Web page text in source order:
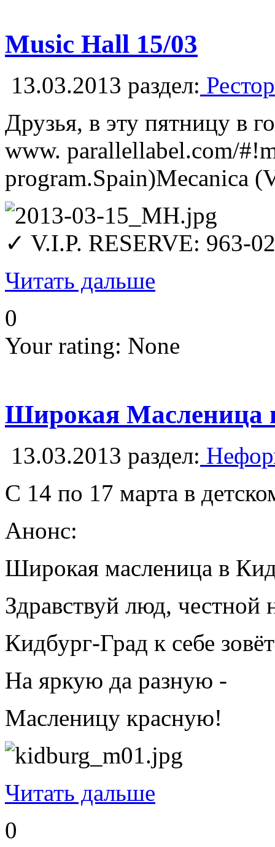
Music Hall 15/03
13.03.2013 раздел:
Друзья, в эту пятницу в
www. parallellabel.com/
program.Spain)Mecanica
✓ V.I.P. RESERVE: 963-
Читать дальше
0
Your rating: None
Широкая Масленица
13.03.2013 раздел:
С 14 по 17 марта в
Анонс:
Широкая масленица в
Здравствуй люд, честной
Кидбург-Град к себе зовёт
На яркую да разную -
Масленицу красную!
Читать дальше
0